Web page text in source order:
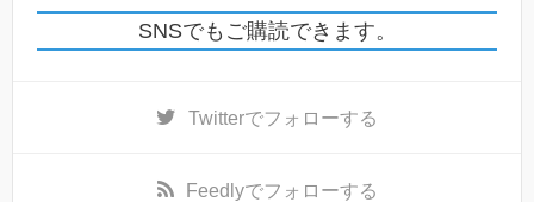
SNSでもご購読できます。
Twitterでフォローする
Feedlyでフォローする